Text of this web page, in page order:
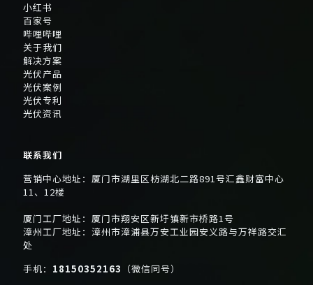
小红书
百家号
哔哩哔哩
关于我们
解决方案
光伏产品
光伏案例
光伏专利
光伏资讯
联系我们
营销中心地址：厦门市湖里区枋湖北二路891号汇鑫财富中心
11、12楼
厦门工厂地址：厦门市翔安区新圩镇新市桥路1号
漳州工厂地址：漳州市漳浦县万安工业园安义路与万祥路交汇
处
手机： 18150352163 （微信同号）